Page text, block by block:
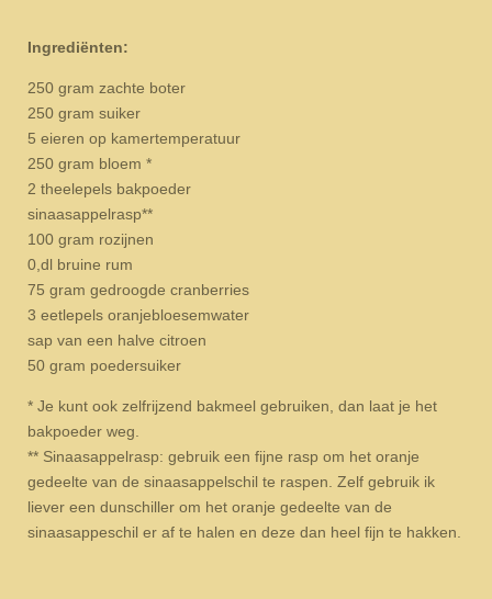
Ingrediënten:
250 gram zachte boter
250 gram suiker
5 eieren op kamertemperatuur
250 gram bloem *
2 theelepels bakpoeder
sinaasappelrasp**
100 gram rozijnen
0,dl bruine rum
75 gram gedroogde cranberries
3 eetlepels oranjebloesemwater
sap van een halve citroen
50 gram poedersuiker
* Je kunt ook zelfrijzend bakmeel gebruiken, dan laat je het
bakpoeder weg.
** Sinaasappelrasp: gebruik een fijne rasp om het oranje
gedeelte van de sinaasappelschil te raspen. Zelf gebruik ik
liever een dunschiller om het oranje gedeelte van de
sinaasappeschil er af te halen en deze dan heel fijn te hakken.